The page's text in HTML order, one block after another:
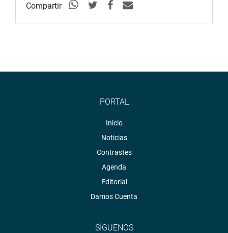
Compartir
PORTAL
Inicio
Noticias
Contrastes
Agenda
Editorial
Damos Cuenta
SÍGUENOS